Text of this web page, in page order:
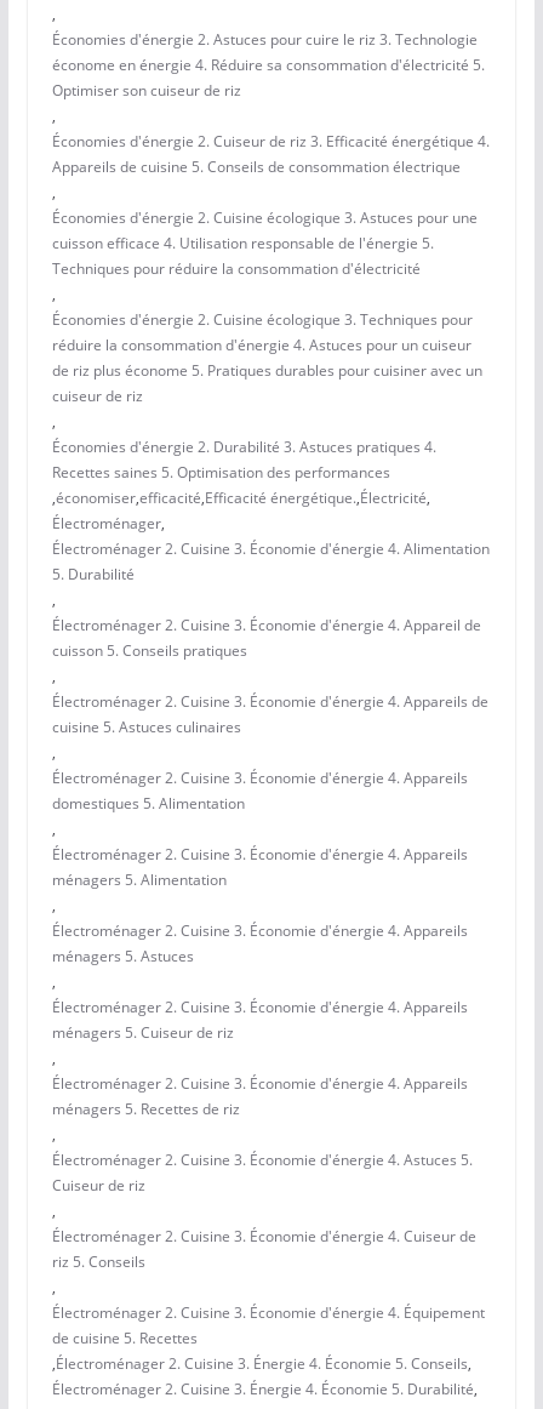
,
Économies d'énergie 2. Astuces pour cuire le riz 3. Technologie
économe en énergie 4. Réduire sa consommation d'électricité 5.
Optimiser son cuiseur de riz
,
Économies d'énergie 2. Cuiseur de riz 3. Efficacité énergétique 4.
Appareils de cuisine 5. Conseils de consommation électrique
,
Économies d'énergie 2. Cuisine écologique 3. Astuces pour une
cuisson efficace 4. Utilisation responsable de l'énergie 5.
Techniques pour réduire la consommation d'électricité
,
Économies d'énergie 2. Cuisine écologique 3. Techniques pour
réduire la consommation d'énergie 4. Astuces pour un cuiseur
de riz plus économe 5. Pratiques durables pour cuisiner avec un
cuiseur de riz
,
Économies d'énergie 2. Durabilité 3. Astuces pratiques 4.
Recettes saines 5. Optimisation des performances
,économiser,efficacité,Efficacité énergétique.,Électricité,
Électroménager,
Électroménager 2. Cuisine 3. Économie d'énergie 4. Alimentation
5. Durabilité
,
Électroménager 2. Cuisine 3. Économie d'énergie 4. Appareil de
cuisson 5. Conseils pratiques
,
Électroménager 2. Cuisine 3. Économie d'énergie 4. Appareils de
cuisine 5. Astuces culinaires
,
Électroménager 2. Cuisine 3. Économie d'énergie 4. Appareils
domestiques 5. Alimentation
,
Électroménager 2. Cuisine 3. Économie d'énergie 4. Appareils
ménagers 5. Alimentation
,
Électroménager 2. Cuisine 3. Économie d'énergie 4. Appareils
ménagers 5. Astuces
,
Électroménager 2. Cuisine 3. Économie d'énergie 4. Appareils
ménagers 5. Cuiseur de riz
,
Électroménager 2. Cuisine 3. Économie d'énergie 4. Appareils
ménagers 5. Recettes de riz
,
Électroménager 2. Cuisine 3. Économie d'énergie 4. Astuces 5.
Cuiseur de riz
,
Électroménager 2. Cuisine 3. Économie d'énergie 4. Cuiseur de
riz 5. Conseils
,
Électroménager 2. Cuisine 3. Économie d'énergie 4. Équipement
de cuisine 5. Recettes
,Électroménager 2. Cuisine 3. Énergie 4. Économie 5. Conseils,
Électroménager 2. Cuisine 3. Énergie 4. Économie 5. Durabilité,